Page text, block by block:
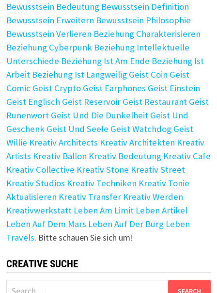
Bewusstsein Bedeutung Bewusstsein Definition
Bewusstsein Erweitern Bewusstsein Philosophie
Bewusstsein Verlieren Beziehung Charakterisieren
Beziehung Cyberpunk Beziehung Intellektuelle
Unterschiede Beziehung Ist Am Ende Beziehung Ist
Arbeit Beziehung Ist Langweilig Geist Coin Geist
Comic Geist Crypto Geist Earphones Geist Einstein
Geist Englisch Geist Reservoir Geist Restaurant Geist
Runenwort Geist Und Die Dunkelheit Geist Und
Geschenk Geist Und Seele Geist Watchdog Geist
Willie Kreativ Architects Kreativ Architekten Kreativ
Artists Kreativ Ballon Kreativ Bedeutung Kreativ Cafe
Kreativ Collective Kreativ Stone Kreativ Street
Kreativ Studios Kreativ Techniken Kreativ Tonie
Aktualisieren Kreativ Transfer Kreativ Werden
Kreativwerkstatt Leben Am Limit Leben Artikel
Leben Auf Dem Mars Leben Auf Der Burg Leben
Travels. Bitte schauen Sie sich um!
CREATIVE SUCHE
Search